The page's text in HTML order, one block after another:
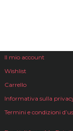
Il mio account
Wishlist
Carrello
Informativa sulla
Termini e condizioni